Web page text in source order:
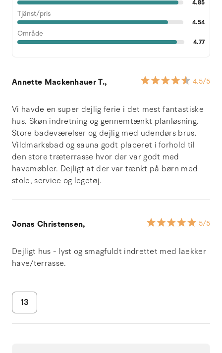
4.85
Tjänst/pris
4.54
Område
4.77
Annette Mackenhauer T., 4.5/5
Vi havde en super dejlig ferie i det mest fantastiske
hus. Skøn indretning og gennemtænkt planløsning.
Store badeværelser og dejlig med udendørs brus.
Vildmarksbad og sauna godt placeret i forhold til
den store træterrasse hvor der var godt med
havemøbler. Dejligt at der var tænkt på børn med
stole, service og legetøj.
Jonas Christensen, 5/5
Dejligt hus - lyst og smagfuldt indrettet med laekker
have/terrasse.
13